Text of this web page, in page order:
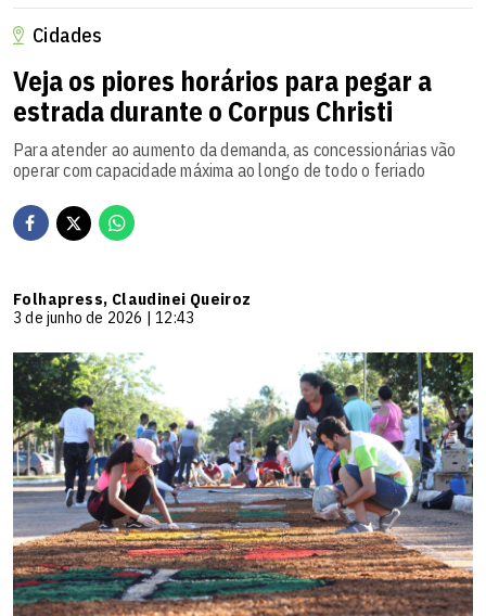
Cidades
Veja os piores horários para pegar a
estrada durante o Corpus Christi
Para atender ao aumento da demanda, as concessionárias vão
operar com capacidade máxima ao longo de todo o feriado
Folhapress, Claudinei Queiroz
3 de junho de 2026 | 12:43